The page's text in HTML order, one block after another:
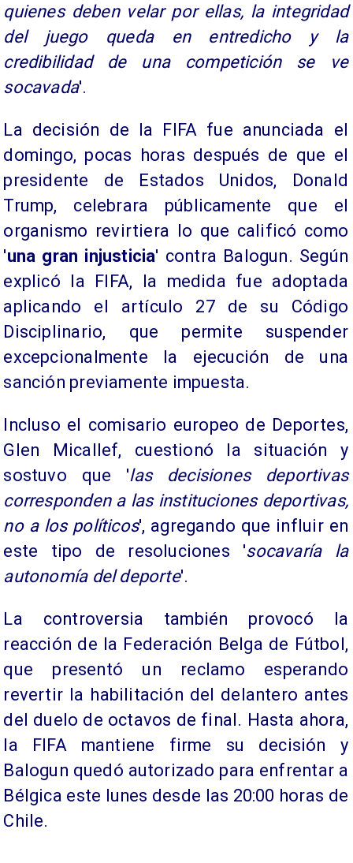
quienes deben velar por ellas, la integridad
del juego queda en entredicho y la
credibilidad de una competición se ve
socavada'.
La decisión de la FIFA fue anunciada el
domingo, pocas horas después de que el
presidente de Estados Unidos, Donald
Trump, celebrara públicamente que el
organismo revirtiera lo que calificó como
'una gran injusticia' contra Balogun. Según
explicó la FIFA, la medida fue adoptada
aplicando el artículo 27 de su Código
Disciplinario, que permite suspender
excepcionalmente la ejecución de una
sanción previamente impuesta.
Incluso el comisario europeo de Deportes,
Glen Micallef, cuestionó la situación y
sostuvo que 'las decisiones deportivas
corresponden a las instituciones deportivas,
no a los políticos', agregando que influir en
este tipo de resoluciones 'socavaría la
autonomía del deporte'.
La controversia también provocó la
reacción de la Federación Belga de Fútbol,
que presentó un reclamo esperando
revertir la habilitación del delantero antes
del duelo de octavos de final. Hasta ahora,
la FIFA mantiene firme su decisión y
Balogun quedó autorizado para enfrentar a
Bélgica este lunes desde las 20:00 horas de
Chile.